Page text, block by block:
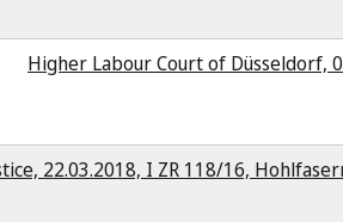
Higher Labour Court of Düsseldorf,
22.03.2018, I ZR 118/16,